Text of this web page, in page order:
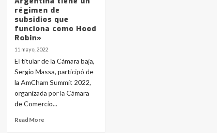
régimen de
subsidios que
funciona como Hood
Robin»
11 mayo, 2022
El titular de la Cámara baja,
Sergio Massa, participó de
la AmCham Summit 2022,
organizada por la Cámara
de Comercio...
Read More
5
Los precios de los combustibles en
6
La Bolsa de Cereales de Bahía
Blanca anticipa que Agosto vendrá
con lluvias y heladas, en gran parte